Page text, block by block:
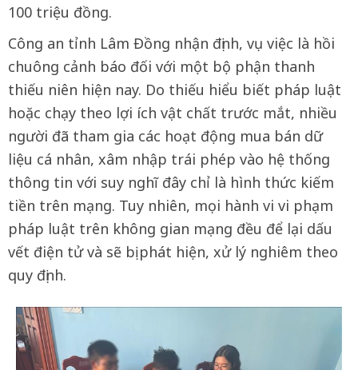
100 triệu đồng.
Công an tỉnh Lâm Đồng nhận định, vụ việc là hồi
chuông cảnh báo đối với một bộ phận thanh
thiếu niên hiện nay. Do thiếu hiểu biết pháp luật
hoặc chạy theo lợi ích vật chất trước mắt, nhiều
người đã tham gia các hoạt động mua bán dữ
liệu cá nhân, xâm nhập trái phép vào hệ thống
thông tin với suy nghĩ đây chỉ là hình thức kiếm
tiền trên mạng. Tuy nhiên, mọi hành vi vi phạm
pháp luật trên không gian mạng đều để lại dấu
vết điện tử và sẽ bị phát hiện, xử lý nghiêm theo
quy định.